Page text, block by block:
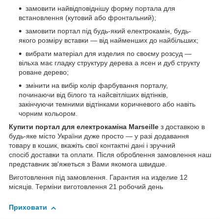
замовити найвідповіднішу форму портала для
встановлення (кутовий або фронтальний);
замовити портал під будь-який електрокамін, будь-
якого розміру вставки — від найменших до найбільших;
вибрати матеріал для изделия по своєму розсуд —
вільха має гладку структуру дерева а ясен и дуб структу
роване дерево;
змінити на вибір колір фарбування порталу,
починаючи від білого та найсвітліших відтінків,
закінчуючи темними відтінками коричневого або навіть
чорним кольором.
Купити портал для електрокаміна Marseille з доставкою в
будь-яке місто України дуже просто — у разі додавання
товару в кошик, вкажіть свої контактні дані і зручний
спосіб доставки та оплати. Після оброблення замовлення наш
представник зв'яжеться з Вами якомога швидше.
Виготовлення під замовлення. Гарантия на изделие 12
місяців. Терміни виготовлення 21 робочий день
Приховати